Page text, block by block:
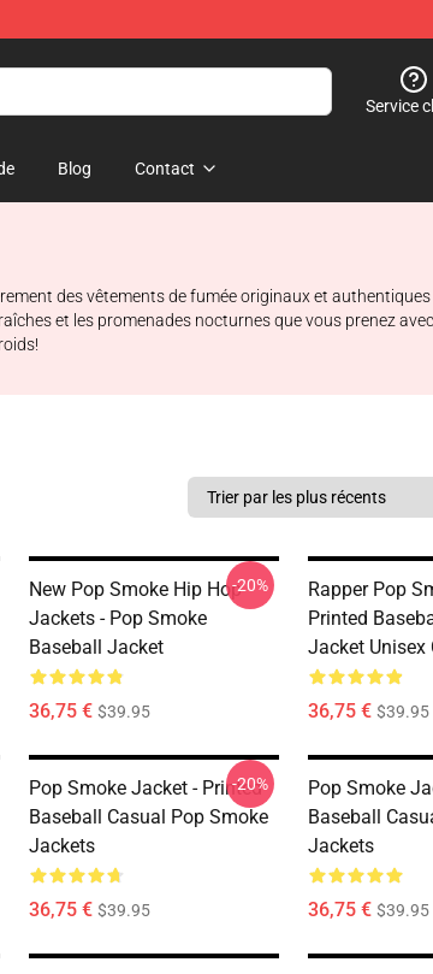
Service
Blog Contact
des vêtements de fumée originaux et
et les promenades nocturnes que vous prenez
New Pop Smoke Hip Hop
Jackets - Pop Smoke
Baseball Jacket
36,75 € $39.95
-20%
Rapper Pop
Printed
Jacket Unisex
36,75 € $39.95
Pop Smoke Jacket - Printed
Baseball Casual Pop Smoke
Jackets
36,75 € $39.95
-20%
Pop Smoke
Baseball
Jackets
36,75 € $39.95